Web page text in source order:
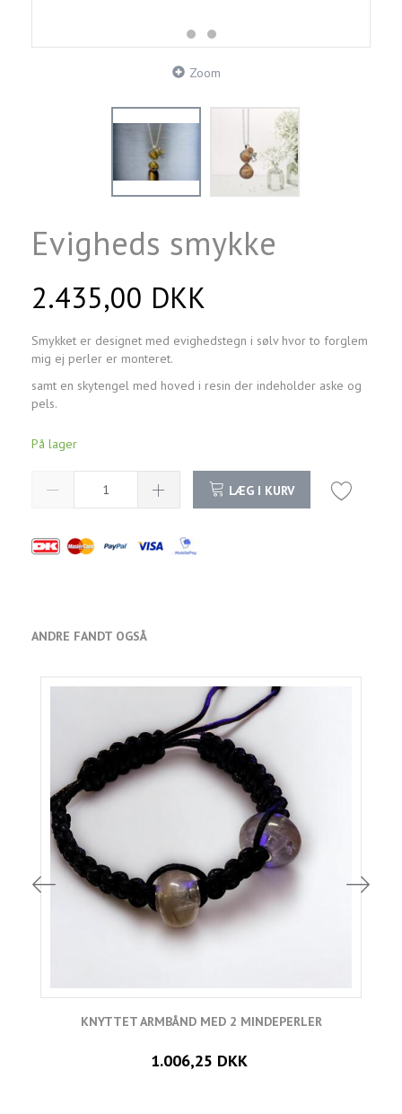
Zoom
Evigheds smykke
2.435,00 DKK
Smykket er designet med evighedstegn i sølv hvor to forglem
mig ej perler er monteret.
samt en skytengel med hoved i resin der indeholder aske og
pels.
På lager
LÆG I KURV
ANDRE FANDT OGSÅ
KNYTTET ARMBÅND MED 2 MINDEPERLER
1.006,25 DKK